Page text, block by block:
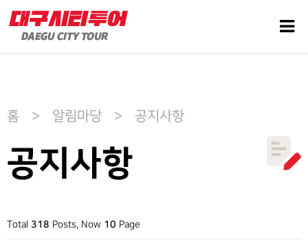
홈 > 알림마당 > 공지사항
공지사항
Total 318 Posts, Now 10 Page